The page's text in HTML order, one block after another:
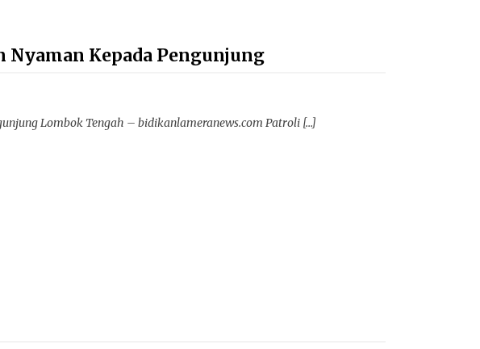
Nyaman Kepada Pengunjung
Lombok Tengah – bidikanlameranews.com Patroli […]